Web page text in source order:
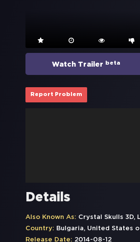
Watch Trailer beta
Report Problem
Details
Also Known As: Crystal Skulls 3D,
Country: Bulgaria, United States
Release Date: 2014-08-12